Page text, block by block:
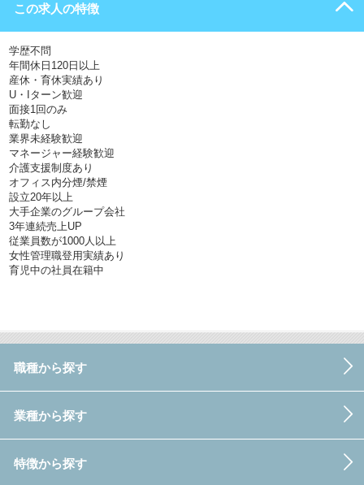
この求人の特徴
学歴不問
年間休日120日以上
産休・育休実績あり
U・Iターン歓迎
面接1回のみ
転勤なし
業界未経験歓迎
マネージャー経験歓迎
介護支援制度あり
オフィス内分煙/禁煙
設立20年以上
大手企業のグループ会社
3年連続売上UP
従業員数が1000人以上
女性管理職登用実績あり
育児中の社員在籍中
職種から探す
業種から探す
特徴から探す